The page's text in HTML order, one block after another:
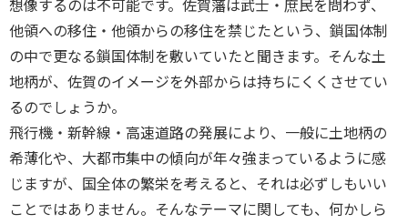
想像するのは不可能です。佐賀藩は武士・庶民を問わず、
他領への移住・他領からの移住を禁じたという、鎖国体制
の中で更なる鎖国体制を敷いていたと聞きます。そんな土
地柄が、佐賀のイメージを外部からは持ちにくくさせてい
るのでしょうか。
飛行機・新幹線・高速道路の発展により、一般に土地柄の
希薄化や、大都市集中の傾向が年々強まっているように感
じますが、国全体の繁栄を考えると、それは必ずしもいい
ことではありません。そんなテーマに関しても、何かしら